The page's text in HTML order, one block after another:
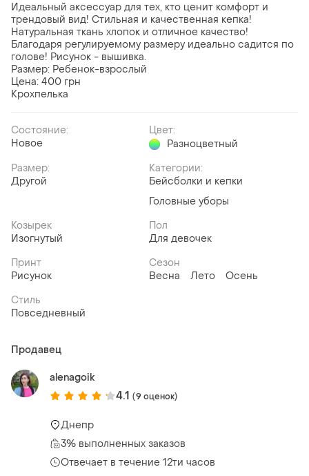
Идеальный аксессуар для тех, кто ценит комфорт и
трендовый вид! Стильная и качественная кепка!
Натуральная ткань хлопок и отличное качество!
Благодаря регулируемому размеру идеально садится по
голове! Рисунок - вышивка.
Размер: Ребенок-взрослый
Цена: 400 грн
Крохпелька
Состояние:
Новое
Цвет:
Разноцветный
Размер:
Другой
Категории:
Бейсболки и кепки
Головные уборы
Козырек
Изогнутый
Пол
Для девочек
Принт
Рисунок
Сезон
Весна
Лето
Осень
Стиль
Повседневный
Продавец
alenagoik
4.1 (9 оценок)
Днепр
3% выполненных заказов
Отвечает в течение 12ти часов